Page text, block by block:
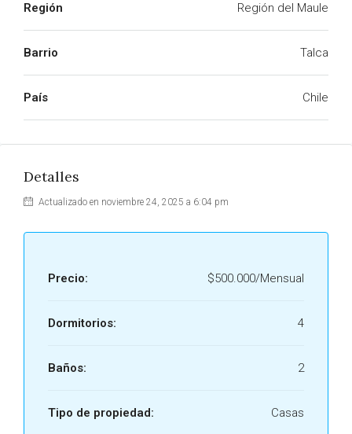
Región Región del Maule
Barrio Talca
País Chile
Detalles
Actualizado en noviembre 24, 2025 a 6:04 pm
Precio: $500.000/Mensual
Dormitorios: 4
Baños: 2
Tipo de propiedad: Casas